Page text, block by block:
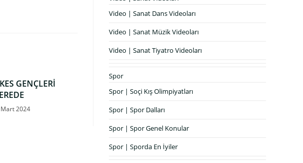
GENÇLERİ
2024
Video | Sanat Dans Videoları
Video | Sanat Müzik Videoları
Video | Sanat Tiyatro Videoları
Spor
Spor | Soçi Kış Olimpiyatları
Spor | Spor Dalları
Spor | Spor Genel Konular
Spor | Sporda En İyiler